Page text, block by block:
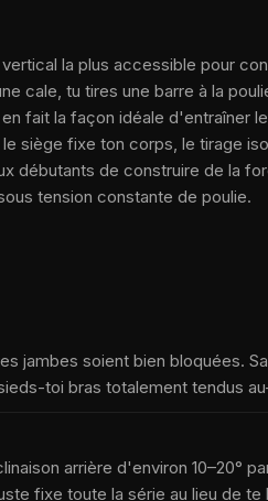
la plus accessible pour
cale, tu tires une barre à la
fait la façon idéale d'entraîner
siège fixe ton corps, le tirage
débutants de construire de la
tension constante de poulie.
jambes soient bien bloquées.
toi bras totalement tendus
arrière d'environ 10–20°
fixe toute la série au lieu de